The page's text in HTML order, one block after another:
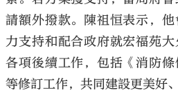
請額外撥款。陳祖恒表示，
力支持和配合政府就宏福苑
各項後續工作，包括《消防條
等修訂工作，共同建設更美好